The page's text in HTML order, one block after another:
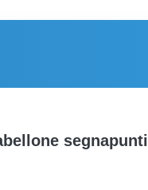
segnapunti